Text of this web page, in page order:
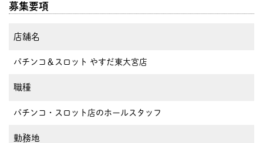
募集要項
店舗名
パチンコ＆スロット やすだ東大宮店
職種
パチンコ・スロット店のホールスタッフ
勤務地